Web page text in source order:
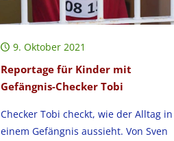
9. Oktober 2021
Reportage für Kinder mit
Gefängnis-Checker Tobi
Checker Tobi checkt, wie der Alltag in
einem Gefängnis aussieht. Von Sven